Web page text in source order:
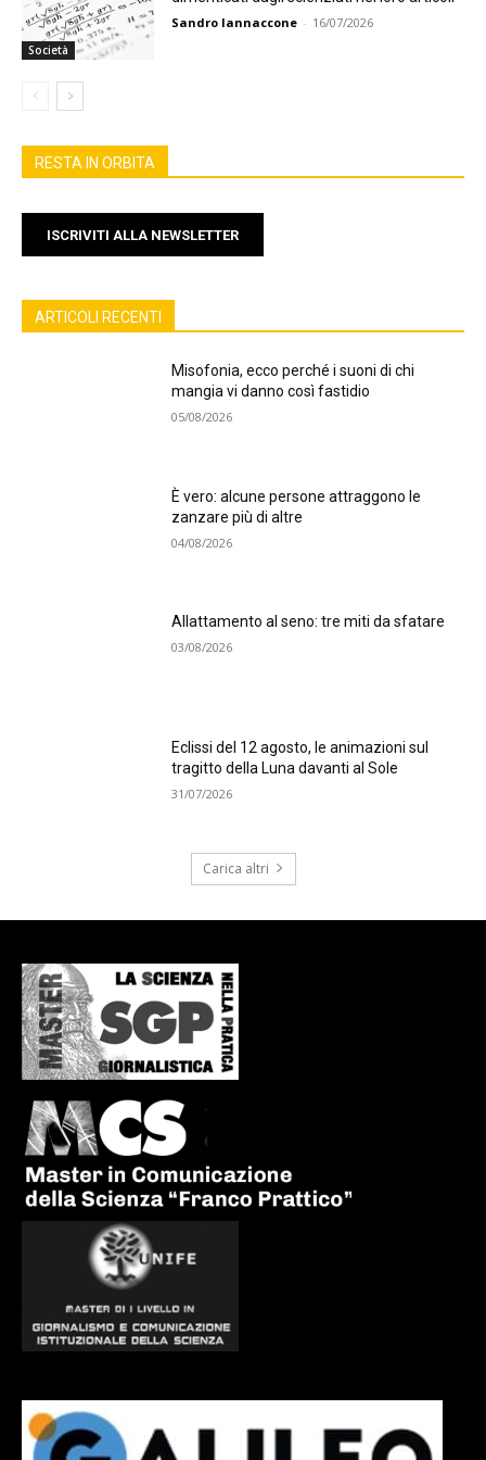
Società
Sandro Iannaccone - 16/07/2026
RESTA IN ORBITA
ISCRIVITI ALLA NEWSLETTER
ARTICOLI RECENTI
Misofonia, ecco perché i suoni di chi
mangia vi danno così fastidio
05/08/2026
È vero: alcune persone attraggono le
zanzare più di altre
04/08/2026
Allattamento al seno: tre miti da sfatare
03/08/2026
Eclissi del 12 agosto, le animazioni sul
tragitto della Luna davanti al Sole
31/07/2026
Carica altri